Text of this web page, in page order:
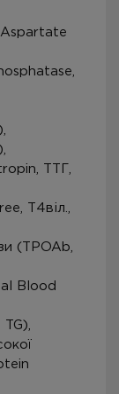
ТТГ,
Т4віл.,
(TPOAb,
Blood